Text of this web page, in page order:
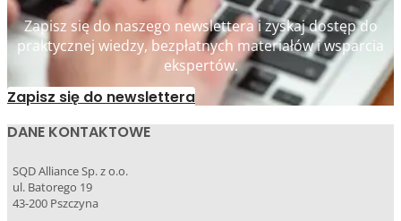
Zapisz się do naszego newslettera i zyskaj dostęp do
praktycznej wiedzy, bezpłatnych materiałów i wsparcia
ekspertów.
Zapisz się do newslettera
DANE KONTAKTOWE
SQD Alliance Sp. z o.o.
ul. Batorego 19
43-200 Pszczyna